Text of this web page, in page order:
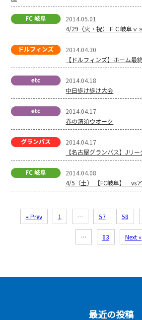
2014.05.01
4/29（火・祝）ＦＣ岐阜ｖ
2014.04.30
【ドルフィンズ】ホーム最
2014.04.18
中日歩け歩け大会
2014.04.17
春の清須ウオーク
2014.04.17
【名古屋グランパス】Jリ
2014.04.08
4/5（土） 【FC岐阜】 vs
« Prev 1 … 57 58
… 63 Next »
最近の投稿